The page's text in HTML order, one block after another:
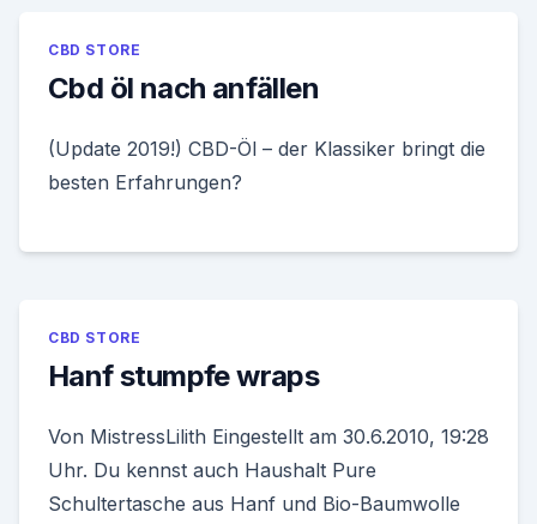
CBD STORE
Cbd öl nach anfällen
(Update 2019!) CBD-Öl – der Klassiker bringt die
besten Erfahrungen?
CBD STORE
Hanf stumpfe wraps
Von MistressLilith Eingestellt am 30.6.2010, 19:28
Uhr. Du kennst auch Haushalt Pure
Schultertasche aus Hanf und Bio-Baumwolle